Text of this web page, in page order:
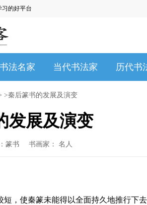
习的好平台
法名家 当代书法家 历代书
>秦后篆书的发展及演变
发展及演变
篆书 书画家： 名人
短，使秦篆未能得以全面持久地推行下